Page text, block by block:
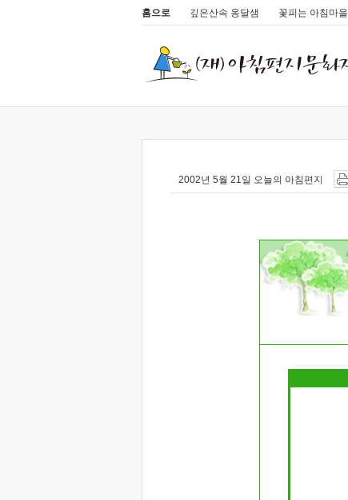
홈으로 깊은산속 옹달샘 꽃피는 아침마을
2002년 5월 21일 오늘의 아침편지